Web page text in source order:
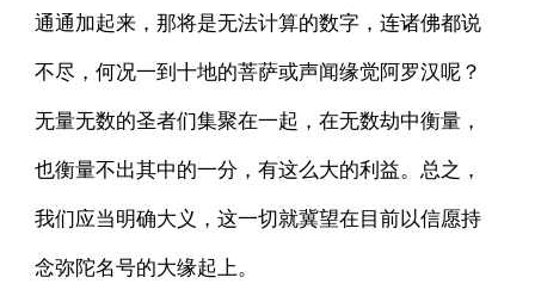
通通加起来，那将是无法计算的数字，连诸佛都说
不尽，何况一到十地的菩萨或声闻缘觉阿罗汉呢？
无量无数的圣者们集聚在一起，在无数劫中衡量，
也衡量不出其中的一分，有这么大的利益。总之，
我们应当明确大义，这一切就冀望在目前以信愿持
念弥陀名号的大缘起上。